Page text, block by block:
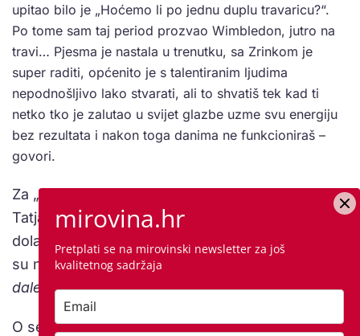
upitao bilo je „Hoćemo li po jednu duplu travaricu?“.
Po tome sam taj period prozvao Wimbledon, jutro na
travi… Pjesma je nastala u trenutku, sa Zrinkom je
super raditi, općenito je s talentiranim ljudima
nepodnošljivo lako stvarati, ali to shvatiš tek kad ti
netko tko je zalutao u svijet glazbe uzme svu energiju
bez rezultata i nakon toga danima ne funkcioniraš –
govori.
Za „Palomu Neru“ inspirirao ga je odlazak
Tatjane Matejaš Tajči iz „Tutica“ u Ameriku i
dolazak Severine u tu producentsku kuću. Tako
su nastali stihovi „Paloma blanca putuje, na
daleke obale, paloma nera ostaje…“
O sebi kaže da nije neki svirač. Zna složiti
mirovina.hr
Pretplati se na mirovinski newsletter za još
kvalitetnog sadržaja